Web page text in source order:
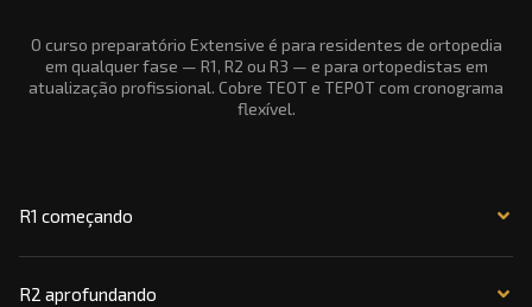
O curso preparatório Extensive é para residentes de ortopedia
em qualquer fase — R1, R2 ou R3 — e para ortopedistas em
atualização profissional. Cobre TEOT e TEPOT com cronograma
flexível.
R1 começando
R2 aprofundando